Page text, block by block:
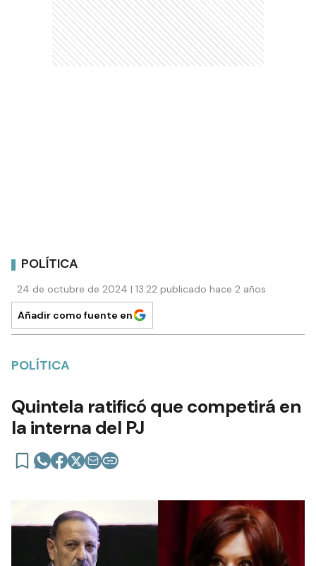
POLÍTICA
24 de octubre de 2024 | 13:22 publicado hace 2 años
Añadir como fuente en
POLÍTICA
Quintela ratificó que competirá en
la interna del PJ